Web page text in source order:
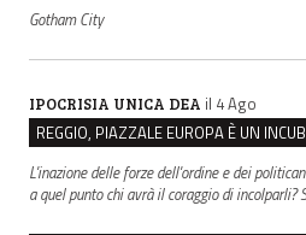
Gotham City
IPOCRISIA UNICA DEA il 4 Ago
L'inazione delle forze dell'ordine e dei
a quel punto chi avrà il coraggio di incolparli?